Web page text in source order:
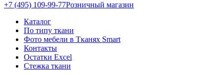
+7 (495) 109-99-77Розничный магазин
Каталог
По типу ткани
Фото мебели в Тканях Smart
Контакты
Остатки Excel
Стежка ткани